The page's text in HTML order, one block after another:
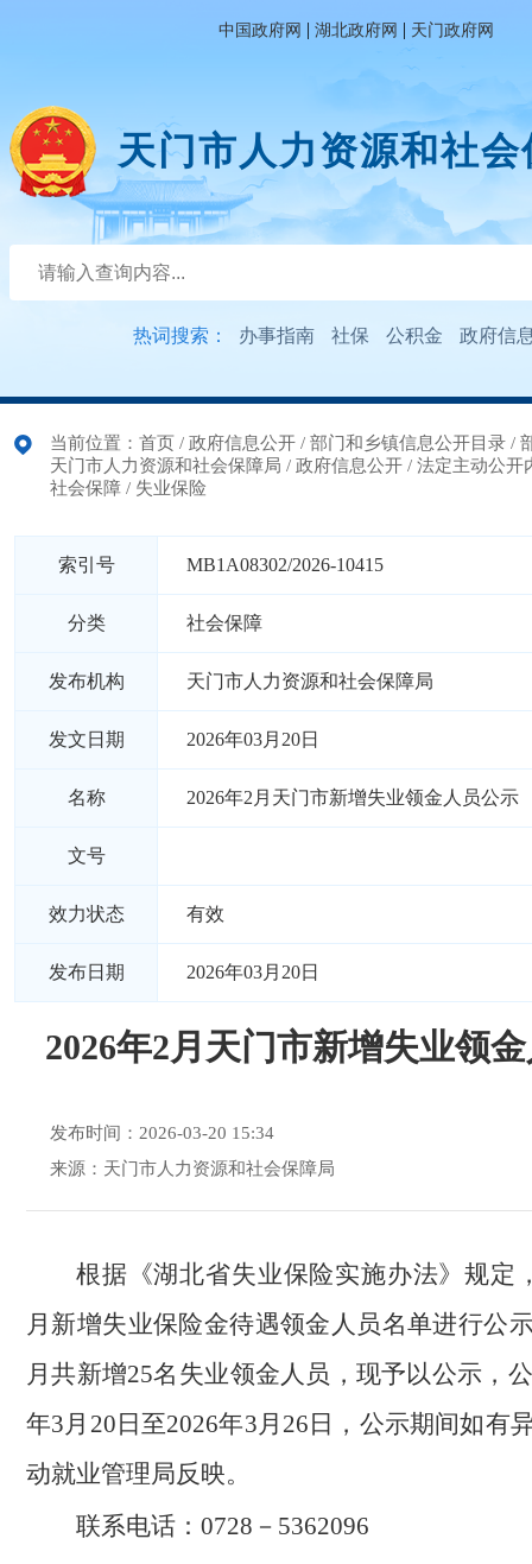
中国政府网 | 湖北政府网 | 天门政府网
天门市人力资源和社
热词搜索： 办事指南 社保 公积金 政府信
当前位置： 首页 / 政府信息公开 / 部门和乡镇信息公开目录 /
天门市人力资源和社会保障局 / 政府信息公开 / 法定主动公开
社会保障 / 失业保险
索引号 MB1A08302/2026-10415
分类 社会保障
发布机构 天门市人力资源和社会保障局
发文日期 2026年03月20日
名称 2026年2月天门市新增失业领金人员公示
文号
效力状态 有效
发布日期 2026年03月20日
2026年2月天门市新增失业领
发布时间：2026-03-20 15:34
来源：天门市人力资源和社会保障局
根据《湖北省失业保险实施办法》规定
月新增失业保险金待遇领金人员名单进行公
月共新增25名 失业领金人员，现予以公示，
年3月20日至2026年3月26日，公示期间如有
动就业管理局反映。
联系电话：0728－5362096